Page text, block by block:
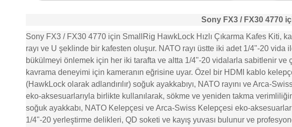
Sony FX3 / FX30 4770
Sony FX3 / FX30 4770 için SmallRig HawkLock Hızlı Çıkarma Kafes Kiti,
rayı ve U şeklinde bir kafesten oluşur. NATO rayı üstte iki adet 1/4"-20
bükülmeyi önlemek için her iki tarafta ve altta 1/4"-20 vidalarla sabitlenir
kavrama deneyimi için kameranın eğrisine uyar. Özel bir HDMI kablo
(HawkLock olarak adlandırılır) soğuk ayakkabıyı, NATO rayını ve Arca-
eko-aksesuarlarıyla birlikte kullanılarak, sökme ve yeniden takma
soğuk ayakkabı, NATO Kelepçesi ve Arca-Swiss Kelepçesi eko-
1/4"-20 yerleştirme delikleri, QD soketi ve kayış yuvası bulunur ve